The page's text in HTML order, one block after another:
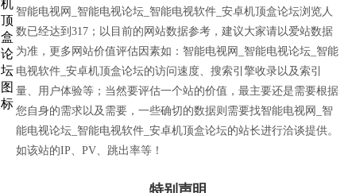
智能电视网_智能电视论坛_智能电视软件_安卓机顶盒论坛浏览人
数已经达到317；以目前的网站数据参考，建议大家请以爱站数据
为准，更多网站价值评估因素如：智能电视网_智能电视论坛_智能
电视软件_安卓机顶盒论坛的访问速度、搜索引擎收录以及索引
量、用户体验等；当然要评估一个站的价值，最主要还是需要根据
您自身的需求以及需要，一些确切的数据则需要找智能电视网_智
能电视论坛_智能电视软件_安卓机顶盒论坛的站长进行洽谈提供。
如该站的IP、PV、跳出率等！
特别声明